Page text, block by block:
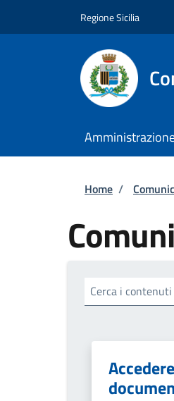
Regione Sicilia
Home /
Cerca i